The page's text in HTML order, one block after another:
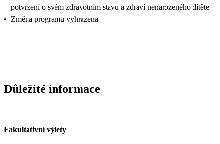
potvrzení o svém zdravotním stavu a zdraví nenarozeného dítěte
• Změna programu vyhrazena
Důležité informace
Fakultativní výlety